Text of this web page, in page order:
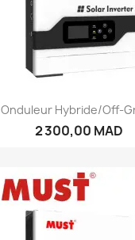
Onduleur Hybride/Off-
2 300,00 MAD